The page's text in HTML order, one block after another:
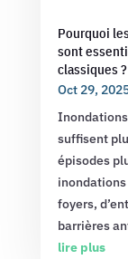
Pourquoi
sont
classiques ?
Oct 29,
suffisent
épisodes
foyers,
barrières
lire plus